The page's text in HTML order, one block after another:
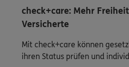
check+care: Mehr
Versicherte
Mit check+care können
ihren Status prüfen und